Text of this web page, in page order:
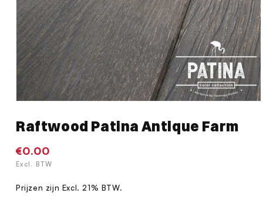
openen
Raftwood Patina Antique Farm
Normale
prijs
€0.00
Excl. BTW
Prijzen zijn Excl. 21% BTW.